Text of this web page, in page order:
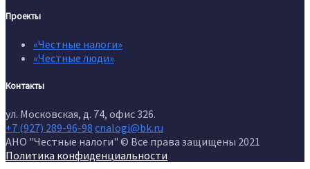
Проекты
«Честные налоги»
«Честные люди»
Контакты
ул. Московская, д. 74, офис 326.
+7 (927) 289-96-98 cnalogi@bk.ru
АНО "Честные налоги" © Все права защищены 2021
Политика конфиденциальности